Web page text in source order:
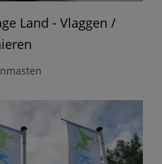
Land - Vlaggen /